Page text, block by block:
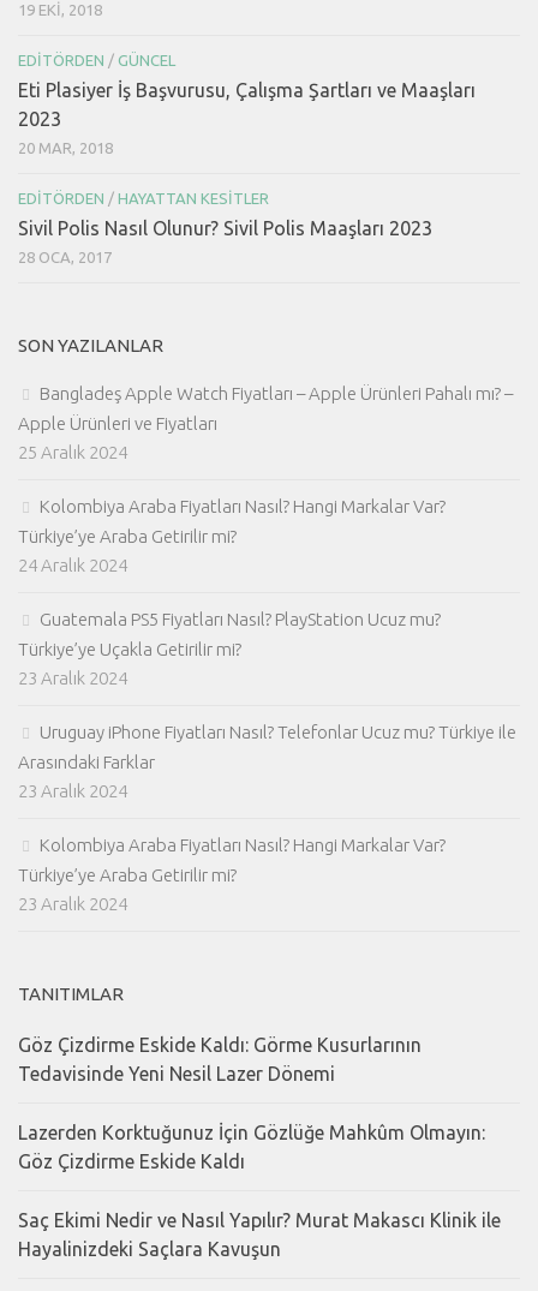
19 EKI, 2018
EDITÖRDEN / GÜNCEL
Eti Plasiyer İş Başvurusu, Çalışma Şartları ve Maaşları
2023
20 MAR, 2018
EDITÖRDEN / HAYATTAN KESITLER
Sivil Polis Nasıl Olunur? Sivil Polis Maaşları 2023
28 OCA, 2017
SON YAZILANLAR
Bangladeş Apple Watch Fiyatları – Apple Ürünleri Pahalı mı? –
Apple Ürünleri ve Fiyatları
25 Aralık 2024
Kolombiya Araba Fiyatları Nasıl? Hangi Markalar Var?
Türkiye’ye Araba Getirilir mi?
24 Aralık 2024
Guatemala PS5 Fiyatları Nasıl? PlayStation Ucuz mu?
Türkiye’ye Uçakla Getirilir mi?
23 Aralık 2024
Uruguay iPhone Fiyatları Nasıl? Telefonlar Ucuz mu? Türkiye ile
Arasındaki Farklar
23 Aralık 2024
Kolombiya Araba Fiyatları Nasıl? Hangi Markalar Var?
Türkiye’ye Araba Getirilir mi?
23 Aralık 2024
TANITIMLAR
Göz Çizdirme Eskide Kaldı: Görme Kusurlarının
Tedavisinde Yeni Nesil Lazer Dönemi
Lazerden Korktuğunuz İçin Gözlüğe Mahkûm Olmayın:
Göz Çizdirme Eskide Kaldı
Saç Ekimi Nedir ve Nasıl Yapılır? Murat Makascı Klinik ile
Hayalinizdeki Saçlara Kavuşun